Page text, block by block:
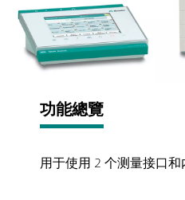
功能總覽
用于使用 2 个测量接口